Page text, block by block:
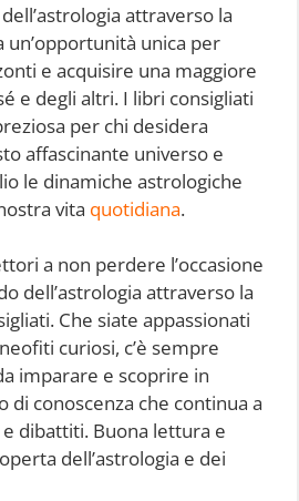
attraverso la
unica per
e acquisire una maggiore
e degli altri. I libri consigliati
per chi desidera
affascinante universo e
le dinamiche astrologiche
vita quotidiana.
a non perdere l’occasione
dell’astrologia attraverso la
Che siate appassionati
curiosi, c’è sempre
imparare e scoprire in
di conoscenza che continua a
dibattiti. Buona lettura e
dell’astrologia e dei